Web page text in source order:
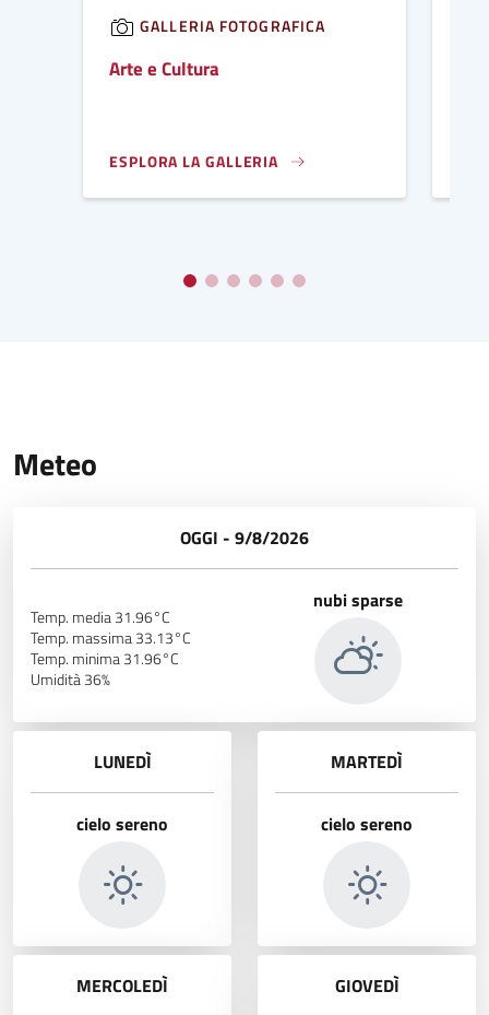
GALLERIA FOTOGRAFICA
Arte e Cultura
ESPLORA LA GALLERIA
AFFRESCHI IN SANTA MARIA DE HORTIS -
Meteo
OGGI - 9/8/2026
Temp. media 31.96°C
Temp. massima 33.13°C
Temp. minima 31.96°C
Umidità 36%
nubi sparse
LUNEDÌ
cielo sereno
MARTEDÌ
cielo sereno
MERCOLEDÌ GIOVEDÌ